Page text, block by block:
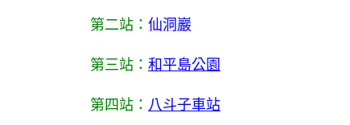
第二站： 仙洞巖
第三站： 和平島公園
第四站： 八斗子車站